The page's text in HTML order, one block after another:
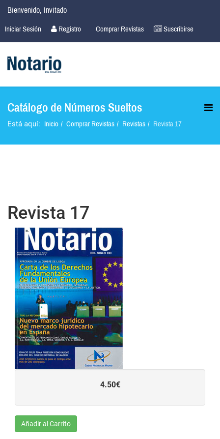
Bienvenido, Invitado
Registro
Iniciar Sesión Suscribirse
Comprar Revistas
Catálogo de Números Sueltos
Está aquí: Inicio Comprar Revistas Revistas Revista 17
Revista 17
4.50€
Añadir al Carrito